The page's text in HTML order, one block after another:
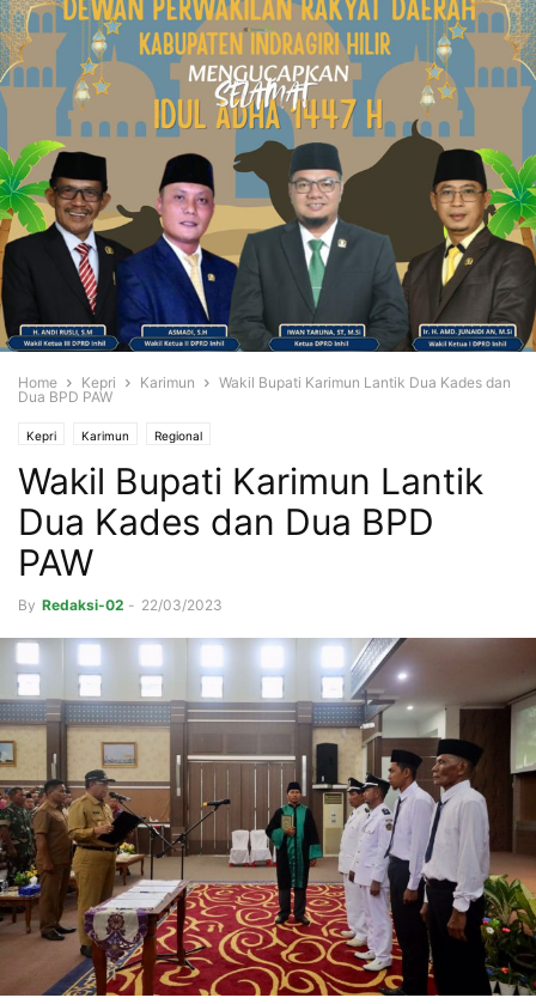
Home Kepri Karimun
Wakil Bupati Karimun Lantik Dua Kades dan
Dua BPD PAW
Kepri Karimun Regional
Wakil Bupati Karimun Lantik
Dua Kades dan Dua BPD
PAW
By Redaksi-02 - 22/03/2023